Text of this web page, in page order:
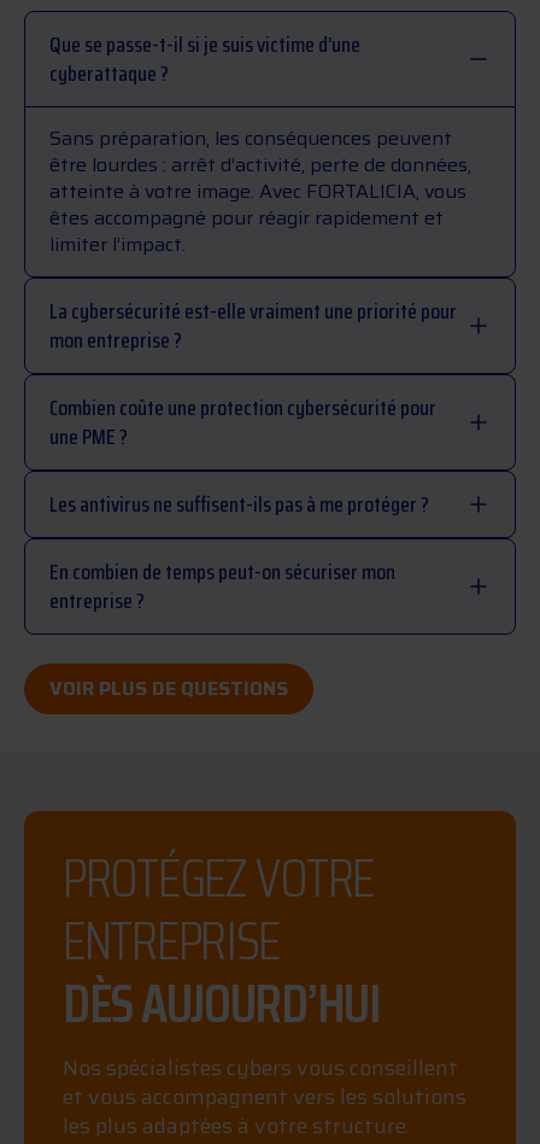
Que se passe-t-il si je suis victime d’une
cyberattaque ?
Sans préparation, les conséquences peuvent
être lourdes : arrêt d’activité, perte de données,
atteinte à votre image. Avec FORTALICIA, vous
êtes accompagné pour réagir rapidement et
limiter l’impact.
La cybersécurité est-elle vraiment une priorité pour
mon entreprise ?
Combien coûte une protection cybersécurité pour
une PME ?
Les antivirus ne suffisent-ils pas à me protéger ?
En combien de temps peut-on sécuriser mon
entreprise ?
VOIR PLUS DE QUESTIONS
PROTÉGEZ VOTRE
ENTREPRISE
DÈS AUJOURD’HUI
Nos spécialistes cybers vous conseillent
et vous accompagnent vers les solutions
les plus adaptées à votre structure.